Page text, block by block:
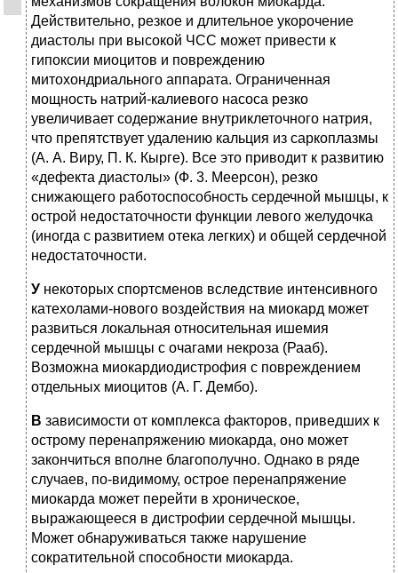
Действительно, резкое и длительное укорочение
диастолы при высокой ЧСС может привести к
гипоксии миоцитов и повреждению
митохондриального аппарата. Ограниченная
мощность натрий-калиевого насоса резко
увеличивает содержание внутриклеточного натрия,
что препятствует удалению кальция из саркоплазмы
(А. А. Виру, П. К. Кырге). Все это приводит к развитию
«дефекта диастолы» (Ф. 3. Меерсон), резко
снижающего работоспособность сердечной мышцы, к
острой недостаточности функции левого желудочка
(иногда с развитием отека легких) и общей сердечной
недостаточности.
У некоторых спортсменов вследствие интенсивного
катехолами-нового воздействия на миокард может
развиться локальная относительная ишемия
сердечной мышцы с очагами некроза (Рааб).
Возможна миокардиодистрофия с повреждением
отдельных миоцитов (А. Г. Дембо).
В зависимости от комплекса факторов, приведших к
острому перенапряжению миокарда, оно может
закончиться вполне благополучно. Однако в ряде
случаев, по-видимому, острое перенапряжение
миокарда может перейти в хроническое,
выражающееся в дистрофии сердечной мышцы.
Может обнаруживаться также нарушение
сократительной способности миокарда.